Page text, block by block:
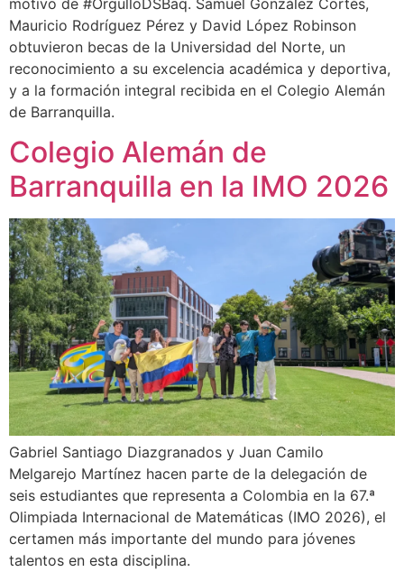
Mauricio Rodríguez Pérez y David López Robinson
obtuvieron becas de la Universidad del Norte, un
reconocimiento a su excelencia académica y deportiva,
y a la formación integral recibida en el Colegio Alemán
de Barranquilla.
Colegio Alemán de
Barranquilla en la IMO 2026
Gabriel Santiago Diazgranados y Juan Camilo
Melgarejo Martínez hacen parte de la delegación de
seis estudiantes que representa a Colombia en la 67.ª
Olimpiada Internacional de Matemáticas (IMO 2026), el
certamen más importante del mundo para jóvenes
talentos en esta disciplina.